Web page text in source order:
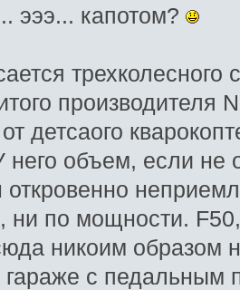
эээ... капотом?
производителя
детсаого
него объем, если не
ни по мощности.
никоим образом
гараже с педальным